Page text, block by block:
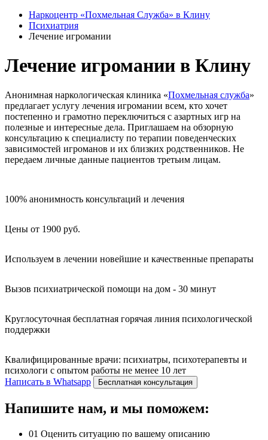
Наркоцентр «Похмельная Служба» в Клину
Психиатрия
Лечение игромании
Лечение игромании в Клину
Анонимная наркологическая клиника «Похмельная служба»
предлагает услугу лечения игромании всем, кто хочет
постепенно и грамотно переключиться с азартных игр на
полезные и интересные дела. Приглашаем на обзорную
консультацию к специалисту по терапии поведенческих
зависимостей игроманов и их близких родственников. Не
передаем личные данные пациентов третьим лицам.
100% анонимность консультаций и лечения
Цены от 1900 руб.
Используем в лечении новейшие и качественные препараты
Вызов психиатрической помощи на дом - 30 минут
Круглосуточная бесплатная горячая линия психологической
поддержки
Квалифицированные врачи: психиатры, психотерапевты и
психологи с опытом работы не менее 10 лет
Написать в Whatsapp
Бесплатная консультация
Напишите нам, и мы поможем:
01 Оценить ситуацию по вашему описанию